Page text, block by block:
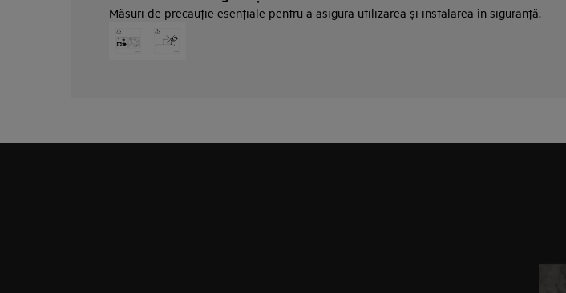
Măsuri de precauţie esenţiale pentru a asigura utilizarea și instalarea în siguranţă.